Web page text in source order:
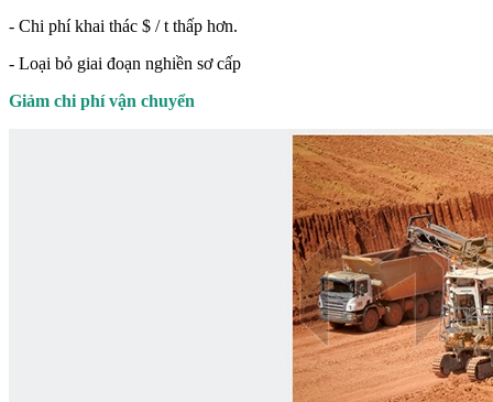
- Chi phí khai thác $ / t thấp hơn.
- Loại bỏ giai đoạn nghiền sơ cấp
Giảm chi phí vận chuyển